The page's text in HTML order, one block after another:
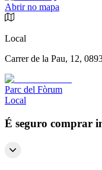
Abrir no mapa
Local
Carrer de la Pau, 12,
Parc del Fòrum
Local
É seguro comprar